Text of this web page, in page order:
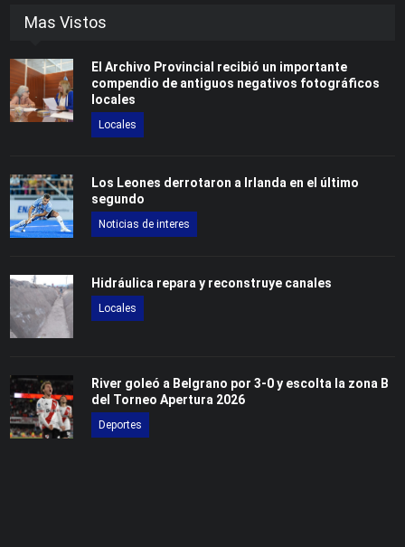
Mas Vistos
El Archivo Provincial recibió un importante
compendio de antiguos negativos fotográficos
locales
Locales
Los Leones derrotaron a Irlanda en el último
segundo
Noticias de interes
Hidráulica repara y reconstruye canales
Locales
River goleó a Belgrano por 3-0 y escolta la zona B
del Torneo Apertura 2026
Deportes